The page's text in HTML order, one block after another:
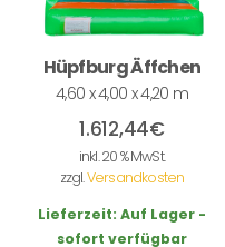
Hüpfburg Äffchen
4,60 x 4,00 x 4,20 m
1.612,44€
inkl. 20 % MwSt.
zzgl.Versandkosten
Lieferzeit: Auf Lager -
sofort verfügbar